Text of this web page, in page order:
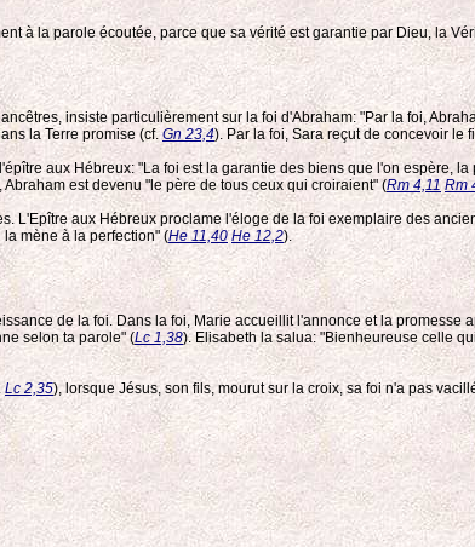
à la parole écoutée, parce que sa vérité est garantie par Dieu, la
insiste particulièrement sur la foi d'Abraham: "Par la foi,
la Terre promise (cf.Gn 23,4). Par la foi, Sara reçut de concevoir le
aux Hébreux: "La foi est la garantie des biens que l'on espère,
Abraham est devenu "le père de tous ceux qui croiraient" (Rm 4,11 Rm
L'Epître aux Hébreux proclame l'éloge de la foi exemplaire des
mène à la perfection" (He 11,40 He 12,2).
de la foi. Dans la foi, Marie accueillit l'annonce et la promesse
selon ta parole" (Lc 1,38). Elisabeth la salua: "Bienheureuse celle
Lc 2,35), lorsque Jésus, son fils, mourut sur la croix, sa foi n'a pas